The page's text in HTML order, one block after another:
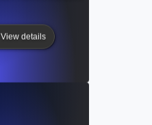
View details